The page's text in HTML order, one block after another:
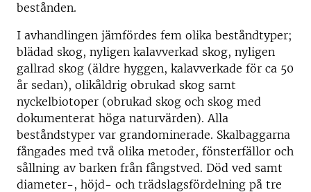
bestånden.
I avhandlingen jämfördes fem olika beståndtyper;
blädad skog, nyligen kalavverkad skog, nyligen
gallrad skog (äldre hyggen, kalavverkade för ca 50
år sedan), olikåldrig obrukad skog samt
nyckelbiotoper (obrukad skog och skog med
dokumenterat höga naturvärden). Alla
beståndstyper var grandominerade. Skalbaggarna
fångades med två olika metoder, fönsterfällor och
sållning av barken från fångstved. Död ved samt
diameter-, höjd- och trädslagsfördelning på tre